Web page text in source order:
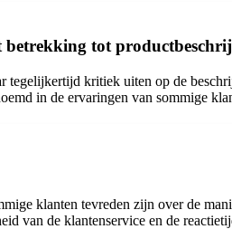
tot
kritiek uiten op de
in de ervaringen van sommige
klanten tevreden zijn over de
van de klantenservice en de